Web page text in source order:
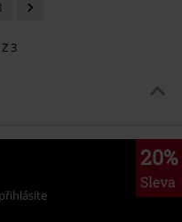
3
20%
Sleva